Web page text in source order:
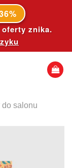
znika.
do salonu